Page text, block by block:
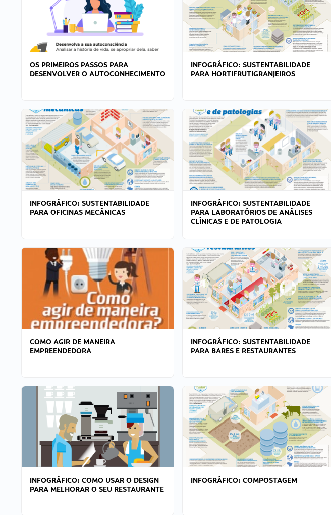
OS PRIMEIROS PASSOS PARA
DESENVOLVER O AUTOCONHECIMENTO
INFOGRÁFICO: SUSTENTABILIDADE
PARA HORTIFRUTIGRANJEIROS
INFOGRÁFICO: SUSTENTABILIDADE
PARA OFICINAS MECÂNICAS
INFOGRÁFICO: SUSTENTABILIDADE
PARA LABORATÓRIOS DE ANÁLISES
CLÍNICAS E DE PATOLOGIA
COMO AGIR DE MANEIRA
EMPREENDEDORA
INFOGRÁFICO: SUSTENTABILIDADE
PARA BARES E RESTAURANTES
INFOGRÁFICO: COMO USAR O DESIGN
PARA MELHORAR O SEU RESTAURANTE
INFOGRÁFICO: COMPOSTAGEM